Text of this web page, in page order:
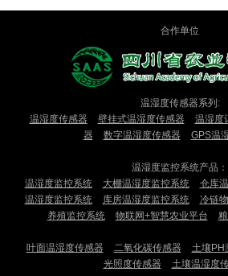
合作单位
温湿度传感器系列:
温湿度传感器
壁挂式温湿度传感器 温湿度
器
数字温湿度传感器 GPS温
温湿度监控系统产品：
温湿度监控系统
大棚温湿度监控系统 仓库
温湿度监控系统
库房温湿度监控系统 冷链
养殖监控系统
物联网+智慧农业平台
叶面温湿度传感器 二氧化碳传感器 土壤PH
光照度传感器
土壤温湿度